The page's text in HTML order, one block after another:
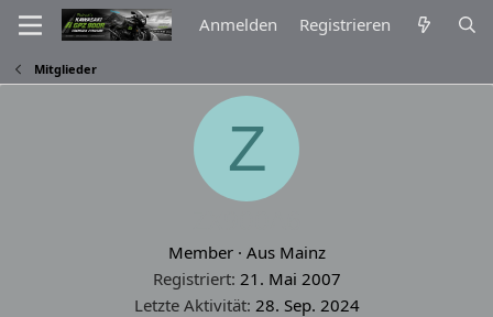
Anmelden Registrieren
Mitglieder
Z
Member · Aus Mainz
Registriert 21. Mai 2007
Letzte Aktivität 28. Sep. 2024